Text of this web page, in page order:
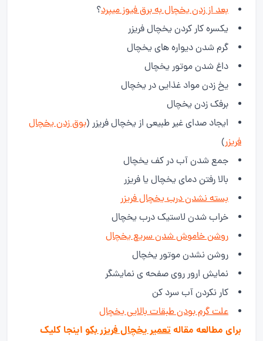
بعد از زدن یخچال به برق فیوز میپرد؟
یکسره کار کردن یخچال فریزر
گرم شدن دیواره های یخچال
داغ شدن موتور یخچال
یخ زدن مواد غذایی در یخچال
برفک زدن یخچال
ایجاد صدای غیر طبیعی از یخچال فریزر (بوق زدن یخچال
فریزر)
جمع شدن آب در کف یخچال
بالا رفتن دمای یخچال یا فریزر
بسته نشدن درب یخچال فریزر
خراب شدن لاستیک درب یخچال
روشن خاموش شدن سریع یخچال
روشن نشدن موتور یخچال
نمایش ارور روی صفحه ی نمایشگر
کار نکردن آب سرد کن
علت گرم بودن طبقات بالایی یخچال
برای مطالعه مقالهتعمیر یخچال فریزر بکو اینجا کلیک